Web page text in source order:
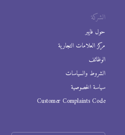
الشركة
حول فايبر
مركز العلامات التجارية
الوظائف
الشروط والسياسات
سياسة الخصوصية
Customer Complaints Code